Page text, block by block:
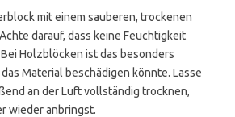
mit einem sauberen, trockenen
darauf, dass keine Feuchtigkeit
Holzblöcken ist das besonders
Material beschädigen könnte. Lasse
an der Luft vollständig trocknen,
wieder anbringst.